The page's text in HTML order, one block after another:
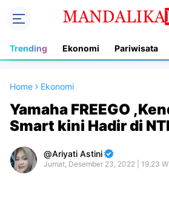
Trending Ekonomi Pariwisata
Home Ekonomi
Yamaha FREEGO
Smart kini Hadir di
Ariyati Astini
Jumat, Desember 23, 2022 | 19.23